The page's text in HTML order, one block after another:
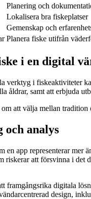
Planering och
Lokalisera bra fiskeplatser
Gemenskap och
Planera fiske utifrån
i en digital
verktyg i fiskeaktiviteter
åldrar, samt att erbjuda
att välja mellan
och analys
en app representerar mer
riskerar att försvinna i
framgångsrika digitala
design,